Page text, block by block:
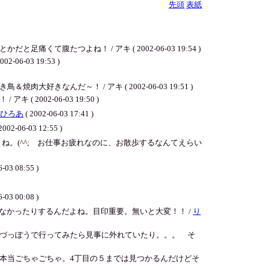
先頭 表紙
だと足痛くて腹たつよね！ / アキ ( 2002-06-03 19:54 )
06-03 19:53 )
＆焼肉大好きなんだ～！ / アキ ( 2002-06-03 19:51 )
/ アキ ( 2002-06-03 19:50 )
ひろあ ( 2002-06-03 17:41 )
06-03 12:55 )
。(^^; お仕事お疲れなのに、お散歩するなんてえらい
03 08:55 )
03 00:08 )
かったりするんだよね。目印重要。無いと大変！！ / り
っぽうで行ってみたら見事に外れていたり。。。 そ
ごちゃごちゃ。4丁目の５までは見つかるんだけどそ